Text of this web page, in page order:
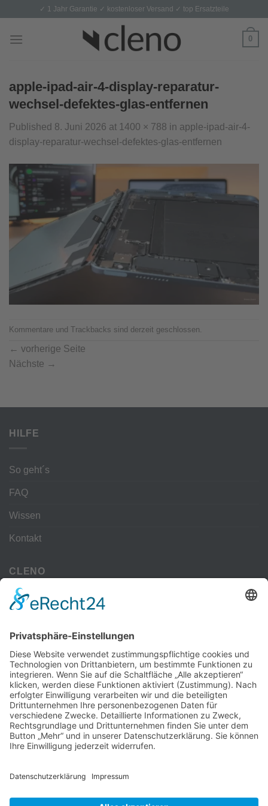
content
✓ 1 Jahr Garantie ✓ kostenloser Versand ✓ top Ersatzteile
0
apple-ipad-air-4-display-reparatur-
wechsel-defektes-glas-entfernen
Published 8. Juni 2026 at 1400 × 788 in apple-ipad-air-4-
display-reparatur-wechsel-defektes-glas-entfernen
Kommentare und Trackbacks sind derzeit geschlossen.
← vorherige Seite
Nächste →
HILFE
So geht´s
FAQ
Wissen
Kontakt
CLENO
Alle Vorteile
kostenloser Versand
Deine Zahlmöglichkeiten
MEHR
Alte iPhone Modelle
Vertrag Widerrufen